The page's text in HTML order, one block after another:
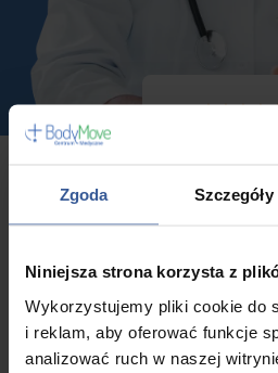
Zgoda Szczegóły
Niniejsza strona korzysta z
Wykorzystujemy pliki cookie do
i reklam, aby oferować funkcje
analizować ruch w naszej
4.9
Średnia
Jak
BodyMove